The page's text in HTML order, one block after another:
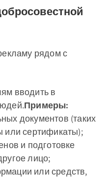
рядом с
вводить в
Примеры:
документов (таких
или сертификаты);
и подготовке
лицо;
или средств,